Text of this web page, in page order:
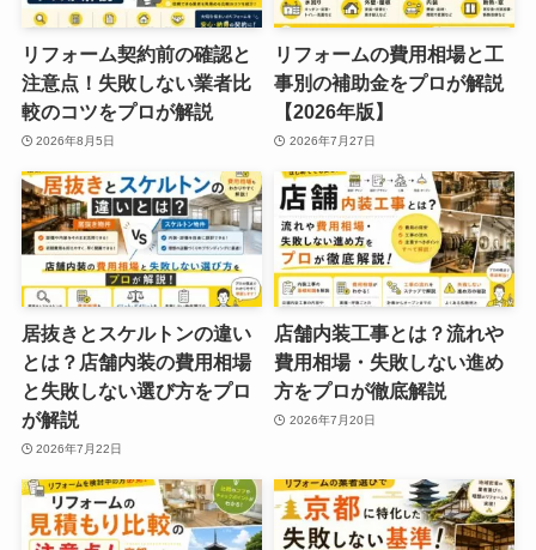
リフォーム契約前の確認と
注意点！失敗しない業者比
較のコツをプロが解説
2026年8月5日
リフォームの費用相場と工
事別の補助金をプロが解説
【2026年版】
2026年7月27日
居抜きとスケルトンの違い
とは？店舗内装の費用相場
と失敗しない選び方をプロ
が解説
2026年7月22日
店舗内装工事とは？流れや
費用相場・失敗しない進め
方をプロが徹底解説
2026年7月20日